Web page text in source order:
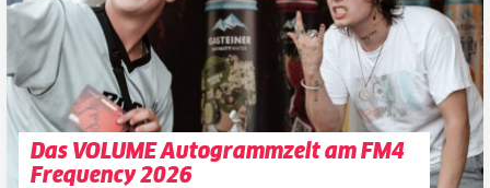
Das VOLUME Autogrammzelt am FM4
Frequency 2026